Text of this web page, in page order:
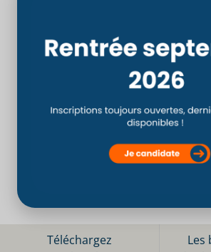
Inscrivez-vous à la JPO 100% en ligne #2
Téléchargez
Les